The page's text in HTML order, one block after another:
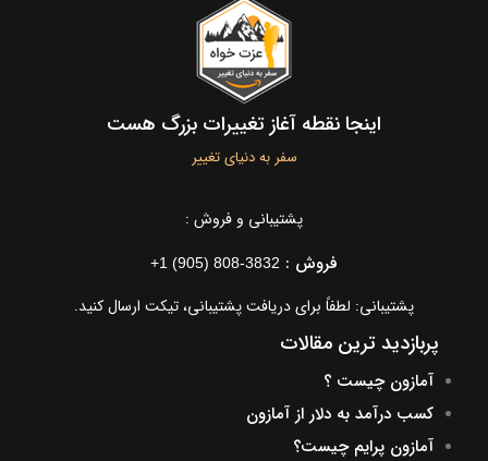
اینجا نقطه آغاز تغییرات بزرگ هست
سفر به دنیای تغییر
پشتیبانی و فروش :
فروش : +1 (905) 808-3832
پشتیبانی: لطفاً برای دریافت پشتیبانی، تیکت ارسال کنید.
پربازدید ترین مقالات
آمازون چیست ؟
کسب درآمد به دلار از آمازون
آمازون پرایم چیست؟